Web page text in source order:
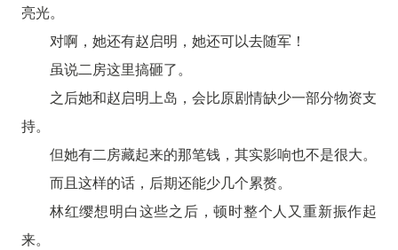
亮光。
对啊，她还有赵启明，她还可以去随军！
虽说二房这里搞砸了。
之后她和赵启明上岛，会比原剧情缺少一部分物资支
持。
但她有二房藏起来的那笔钱，其实影响也不是很大。
而且这样的话，后期还能少几个累赘。
林红缨想明白这些之后，顿时整个人又重新振作起
来。